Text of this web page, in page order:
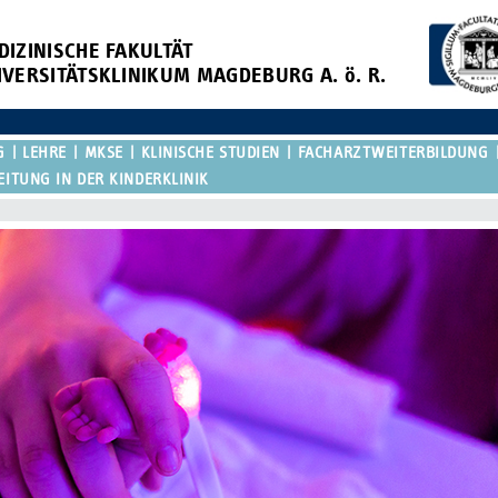
FAKULTÄT
MAGDEBURG A. ö. R.
LEHRE MKSE KLINISCHE STUDIEN
FACHARZTWEITERBILDUNG
IN DER KINDERKLINIK